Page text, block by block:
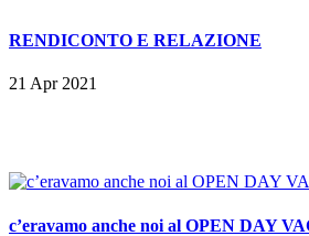
RENDICONTO E RELAZIONE
21 Apr 2021
c’eravamo anche noi al OPEN DAY